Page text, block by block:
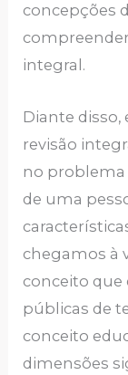
concepções
integral.
Diante
revisão
no
de uma
chegamos à
conceito
públicas de
conceito
dimensões